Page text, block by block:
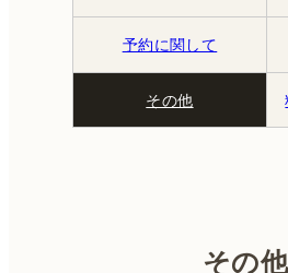
予約に関して
その他
その他